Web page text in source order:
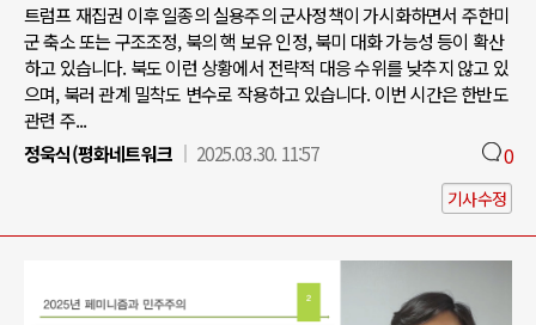
트럼프 재집권 이후 일종의 실용주의 군사정책이 가시화하면서 주한미
군 축소 또는 구조조정, 북의 핵 보유 인정, 북미 대화 가능성 등이 확산
하고 있습니다. 북도 이런 상황에서 전략적 대응 수위를 낮추지 않고 있
으며, 북러 관계 밀착도 변수로 작용하고 있습니다. 이번 시간은 한반도
관련 주...
정욱식(평화네트워크
2025.03.30. 11:57 0
기사수정